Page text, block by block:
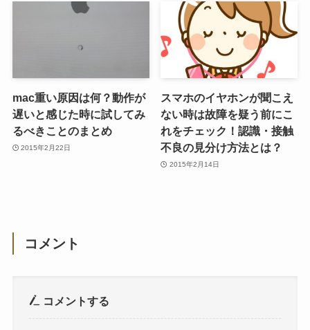
mac重い原因は何？動作が
遅いと感じた時に試してみ
るべきことのまとめ
2015年2月22日
スマホのイヤホンが聞こえ
ない時は故障を疑う前にこ
れをチェック！認識・接触
不良の見分け方法とは？
2015年2月14日
コメント
コメントする